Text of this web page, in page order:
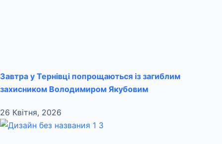
Завтра у Тернівці попрощаються із загиблим
захисником Володимиром Якубовим
26 Квітня, 2026